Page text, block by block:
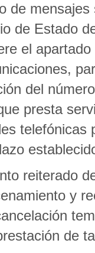
de
de Estado
el
del
presta
telefónicas
reiterado
y
de